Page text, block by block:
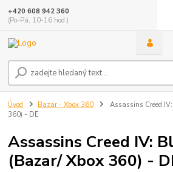
+420 608 942 360
(Po-Pá, 10-16 hod.)
Úvod Bazar - Xbox 360
Assassins Creed
360) - DE
Assassins Creed IV:
(Bazar/ Xbox 360) -